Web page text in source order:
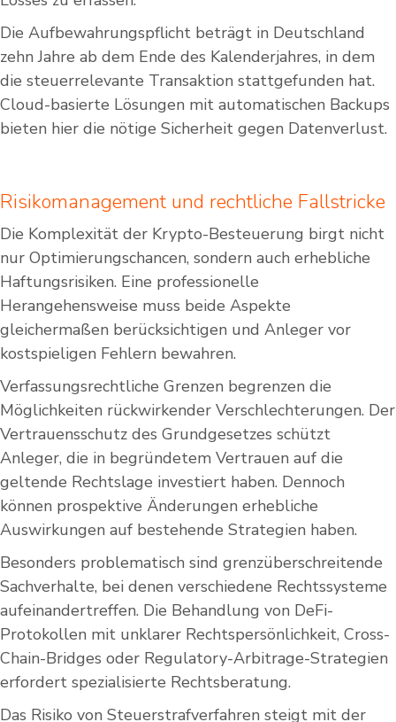
Die Aufbewahrungspflicht beträgt in Deutschland
zehn Jahre ab dem Ende des Kalenderjahres, in dem
die steuerrelevante Transaktion stattgefunden hat.
Cloud-basierte Lösungen mit automatischen Backups
bieten hier die nötige Sicherheit gegen Datenverlust.
Risikomanagement und rechtliche Fallstricke
Die Komplexität der Krypto-Besteuerung birgt nicht
nur Optimierungschancen, sondern auch erhebliche
Haftungsrisiken. Eine professionelle
Herangehensweise muss beide Aspekte
gleichermaßen berücksichtigen und Anleger vor
kostspieligen Fehlern bewahren.
Verfassungsrechtliche Grenzen begrenzen die
Möglichkeiten rückwirkender Verschlechterungen. Der
Vertrauensschutz des Grundgesetzes schützt
Anleger, die in begründetem Vertrauen auf die
geltende Rechtslage investiert haben. Dennoch
können prospektive Änderungen erhebliche
Auswirkungen auf bestehende Strategien haben.
Besonders problematisch sind grenzüberschreitende
Sachverhalte, bei denen verschiedene Rechtssysteme
aufeinandertreffen. Die Behandlung von DeFi-
Protokollen mit unklarer Rechtspersönlichkeit, Cross-
Chain-Bridges oder Regulatory-Arbitrage-Strategien
erfordert spezialisierte Rechtsberatung.
Das Risiko von Steuerstrafverfahren steigt mit der